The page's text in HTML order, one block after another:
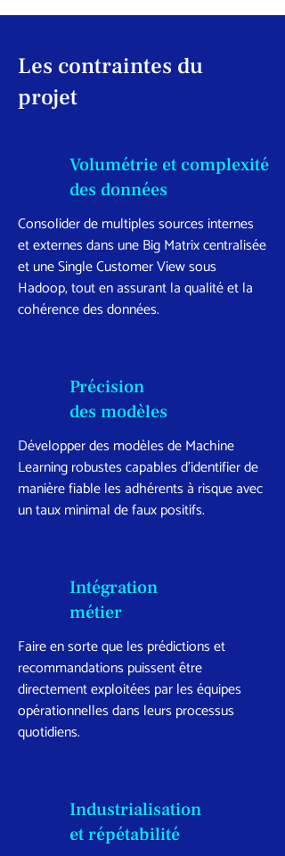
Les contraintes du
projet
Volumétrie et complexité
des données
Consolider de multiples sources internes
et externes dans une Big Matrix centralisée
et une Single Customer View sous
Hadoop, tout en assurant la qualité et la
cohérence des données.
Précision
des modèles
Développer des modèles de Machine
Learning robustes capables d’identifier de
manière fiable les adhérents à risque avec
un taux minimal de faux positifs.
Intégration
métier
Faire en sorte que les prédictions et
recommandations puissent être
directement exploitées par les équipes
opérationnelles dans leurs processus
quotidiens.
Industrialisation
et répétabilité